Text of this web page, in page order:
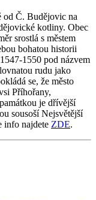
od Č. Budějovic na
kotliny. Obec
srostlá s městem
bohatou historii
1550 pod názvem
rudu jako
se, že město
Příhořany,
je dřívější
sousoší Nejsvětější
info najdete ZDE.